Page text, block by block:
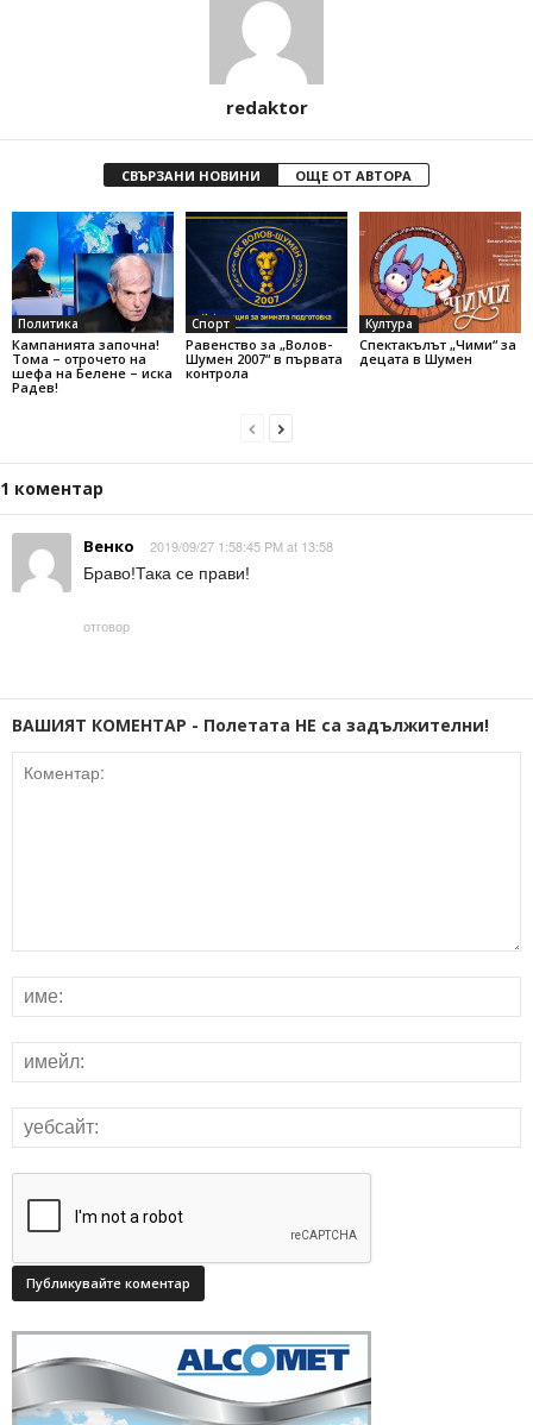
redaktor
СВЪРЗАНИ НОВИНИ ОЩЕ ОТ АВТОРА
Политика
Кампанията започна!
Тома – отрочето на
шефа на Белене – иска
Радев!
Спорт
Равенство за „Волов-
Шумен 2007“ в първата
контрола
Култура
Спектакълът „Чими“ за
децата в Шумен
1 коментар
Венко
2019/09/27 1:58:45 PM at 13:58
Браво!Така се прави!
отговор
ВАШИЯТ КОМЕНТАР - Полетата НЕ са задължителни!